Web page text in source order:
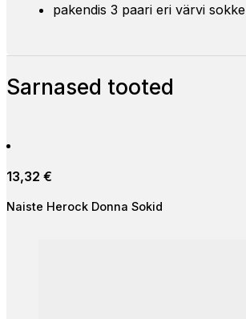
pakendis 3 paari eri värvi sokke
Sarnased tooted
13,32 €
Naiste Herock Donna Sokid